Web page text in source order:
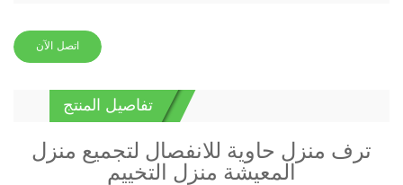
اتصل الآن
تفاصيل المنتج
ترف منزل حاوية للانفصال لتجميع منزل
المعيشة منزل التخييم